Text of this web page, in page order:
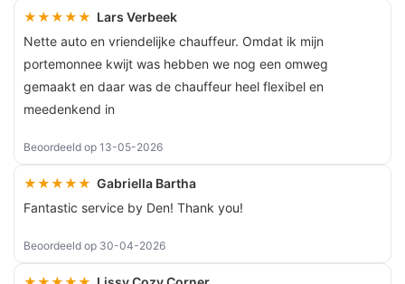
★★★★★ Lars Verbeek
Nette auto en vriendelijke chauffeur. Omdat ik mijn
portemonnee kwijt was hebben we nog een omweg
gemaakt en daar was de chauffeur heel flexibel en
meedenkend in
Beoordeeld op 13-05-2026
★★★★★ Gabriella Bartha
Fantastic service by Den! Thank you!
Beoordeeld op 30-04-2026